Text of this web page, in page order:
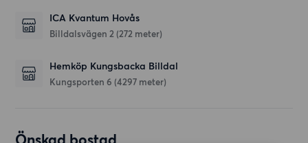
ICA Kvantum Hovås
Billdalsvägen 2 (272 meter)
Hemköp Kungsbacka Billdal
Kungsporten 6 (4297 meter)